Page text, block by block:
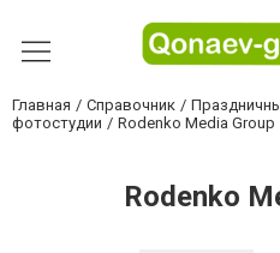
Главная Справочник
фотостудии
Rodenko Media Group
Rodenko